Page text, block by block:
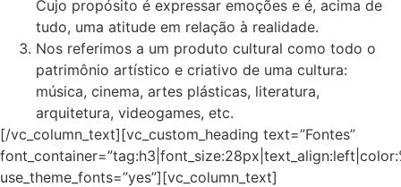
Cujo propósito é expressar emoções e é, acima de
tudo, uma atitude em relação à realidade.
Nos referimos a um produto cultural como todo o
patrimônio artístico e criativo de uma cultura:
música, cinema, artes plásticas, literatura,
arquitetura, videogames, etc.
[/vc_column_text][vc_custom_heading text=”Fontes”
use_theme_fonts=”yes”][vc_column_text]